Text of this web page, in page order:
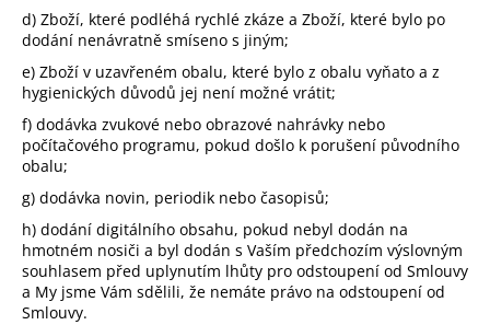
d) Zboží, které podléhá rychlé zkáze a Zboží, které bylo po
dodání nenávratně smíseno s jiným;
e) Zboží v uzavřeném obalu, které bylo z obalu vyňato a z
hygienických důvodů jej není možné vrátit;
f) dodávka zvukové nebo obrazové nahrávky nebo
počítačového programu, pokud došlo k porušení původního
obalu;
g) dodávka novin, periodik nebo časopisů;
h) dodání digitálního obsahu, pokud nebyl dodán na
hmotném nosiči a byl dodán s Vaším předchozím výslovným
souhlasem před uplynutím lhůty pro odstoupení od Smlouvy
a My jsme Vám sdělili, že nemáte právo na odstoupení od
Smlouvy.